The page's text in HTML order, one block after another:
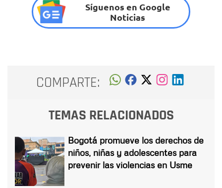
Síguenos en Google
Noticias
COMPARTE:
TEMAS RELACIONADOS
Bogotá promueve los derechos de
niños, niñas y adolescentes para
prevenir las violencias en Usme